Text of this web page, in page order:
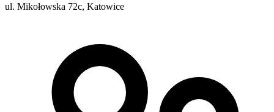
ul. Mikołowska 72c, Katowice